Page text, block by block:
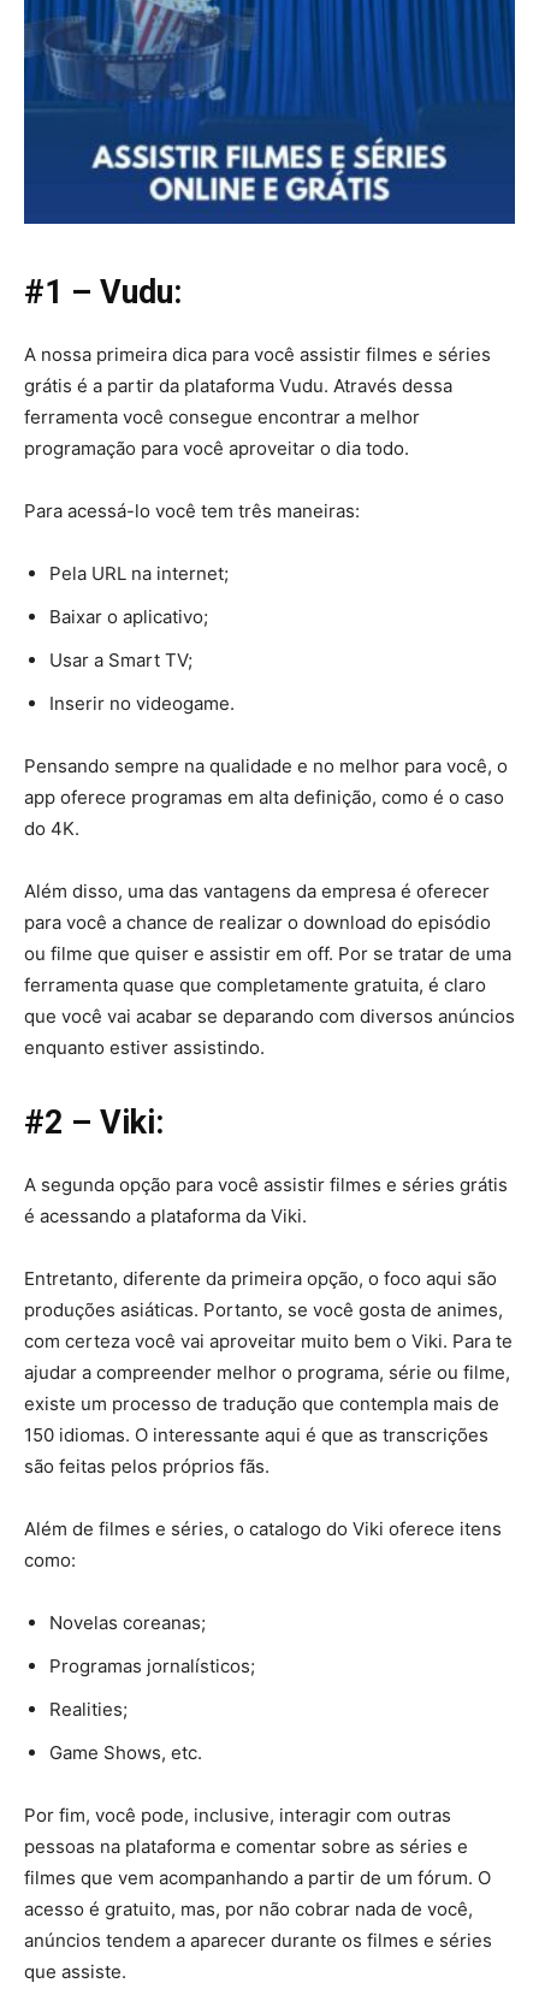
#1 – Vudu:
A nossa primeira dica para você assistir filmes e séries
grátis é a partir da plataforma Vudu. Através dessa
ferramenta você consegue encontrar a melhor
programação para você aproveitar o dia todo.
Para acessá-lo você tem três maneiras:
Pela URL na internet;
Baixar o aplicativo;
Usar a Smart TV;
Inserir no videogame.
Pensando sempre na qualidade e no melhor para você, o
app oferece programas em alta definição, como é o caso
do 4K.
Além disso, uma das vantagens da empresa é oferecer
para você a chance de realizar o download do episódio
ou filme que quiser e assistir em off. Por se tratar de uma
ferramenta quase que completamente gratuita, é claro
que você vai acabar se deparando com diversos anúncios
enquanto estiver assistindo.
#2 – Viki:
A segunda opção para você assistir filmes e séries grátis
é acessando a plataforma da Viki.
Entretanto, diferente da primeira opção, o foco aqui são
produções asiáticas. Portanto, se você gosta de animes,
com certeza você vai aproveitar muito bem o Viki. Para te
ajudar a compreender melhor o programa, série ou filme,
existe um processo de tradução que contempla mais de
150 idiomas. O interessante aqui é que as transcrições
são feitas pelos próprios fãs.
Além de filmes e séries, o catalogo do Viki oferece itens
como:
Novelas coreanas;
Programas jornalísticos;
Realities;
Game Shows, etc.
Por fim, você pode, inclusive, interagir com outras
pessoas na plataforma e comentar sobre as séries e
filmes que vem acompanhando a partir de um fórum. O
acesso é gratuito, mas, por não cobrar nada de você,
anúncios tendem a aparecer durante os filmes e séries
que assiste.